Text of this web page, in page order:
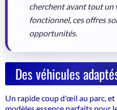
cherchent avant tout un
fonctionnel, ces offres
opportunités.
Des véhicules
Un rapide coup d'œil au parc,